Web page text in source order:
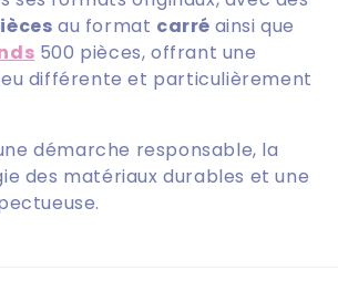
au format carré ainsi que
500 pièces, offrant une
différente et particulièrement
démarche responsable, la
des matériaux durables et une